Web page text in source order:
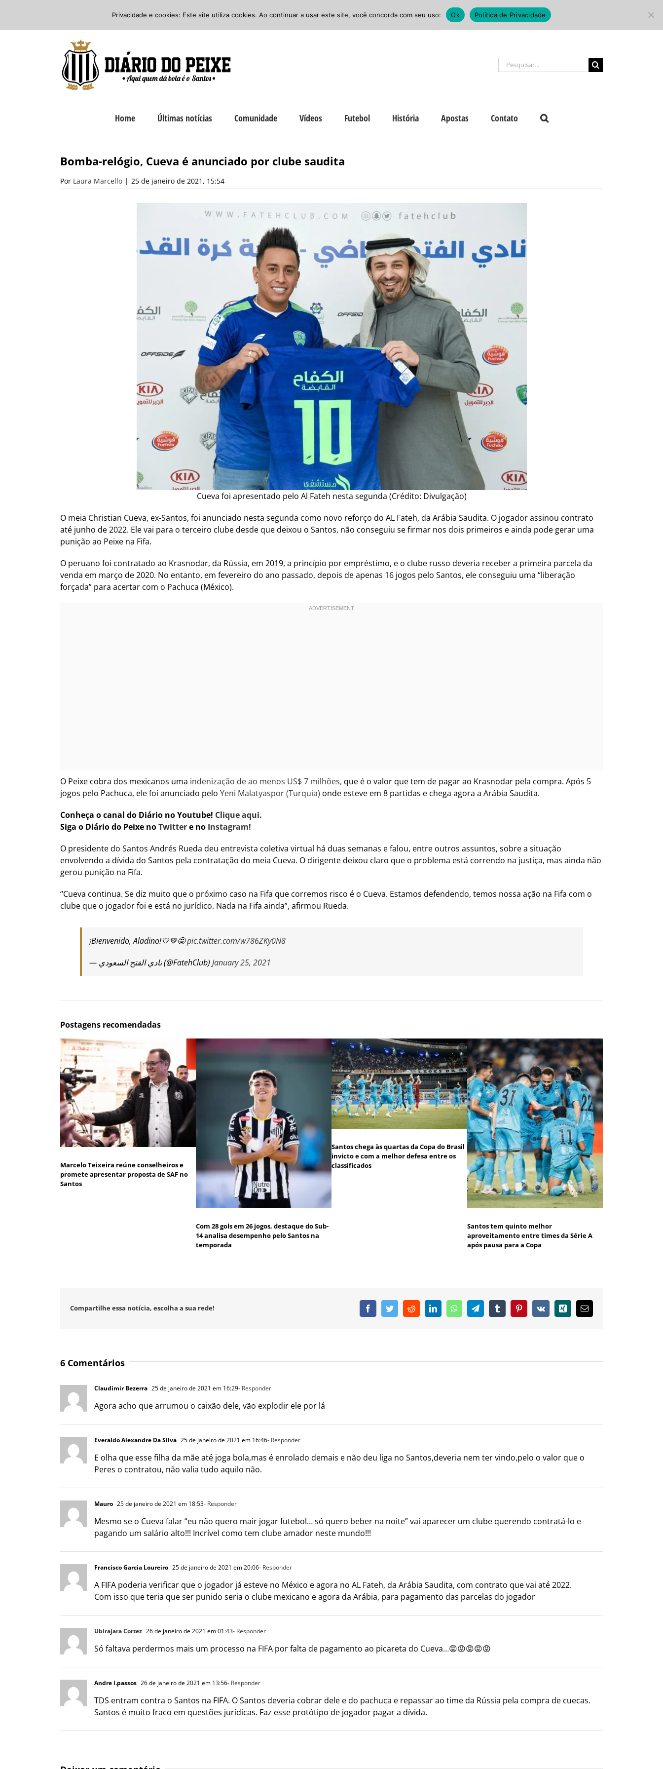
o
Facebook
Instagram
Buscar
resultados
Home Últimas notícias Comunidade Vídeos Futebol História Apostas Contato
Bomba-relógio, Cueva é anunciado por clube saudita
Por Laura Marcello | 25 de janeiro de 2021, 15:54
Cueva foi apresentado pelo Al Fateh nesta segunda (Crédito: Divulgação)
O meia Christian Cueva, ex-Santos, foi anunciado nesta segunda como novo reforço do AL Fateh, da Arábia Saudita. O jogador assinou contrato
até junho de 2022. Ele vai para o terceiro clube desde que deixou o Santos, não conseguiu se firmar nos dois primeiros e ainda pode gerar uma
punição ao Peixe na Fifa.
O peruano foi contratado ao Krasnodar, da Rússia, em 2019, a princípio por empréstimo, e o clube russo deveria receber a primeira parcela da
venda em março de 2020. No entanto, em fevereiro do ano passado, depois de apenas 16 jogos pelo Santos, ele conseguiu uma “liberação
forçada” para acertar com o Pachuca (México).
O Peixe cobra dos mexicanos uma indenização de ao menos US$ 7 milhões, que é o valor que tem de pagar ao Krasnodar pela compra. Após 5
jogos pelo Pachuca, ele foi anunciado pelo Yeni Malatyaspor (Turquia) onde esteve em 8 partidas e chega agora a Arábia Saudita.
Conheça o canal do Diário no Youtube! Clique aqui.
Siga o Diário do Peixe noTwittere no Instagram!
O presidente do Santos Andrés Rueda deu entrevista coletiva virtual há duas semanas e falou, entre outros assuntos, sobre a situação
envolvendo a dívida do Santos pela contratação do meia Cueva. O dirigente deixou claro que o problema está correndo na justiça, mas ainda não
gerou punição na Fifa.
“Cueva continua. Se diz muito que o próximo caso na Fifa que corremos risco é o Cueva. Estamos defendendo, temos nossa ação na Fifa com o
clube que o jogador foi e está no jurídico. Nada na Fifa ainda”, afirmou Rueda.
¡Bienvenido, Aladino!💙💚🤩pic.twitter.com/w786ZKy0N8
— نادي الفتح السعودي (@FatehClub) January 25, 2021
Postagens recomendadas
Marcelo Teixeira reúne conselheiros e
promete apresentar proposta de SAF no
Santos
Com 28 gols em 26 jogos, destaque do Sub-
14 analisa desempenho pelo Santos na
temporada
Santos chega às quartas da Copa do Brasil
invicto e com a melhor defesa entre os
classificados
Santos tem quinto melhor
aproveitamento entre times da Série A
após pausa para a Copa
Compartilhe essa notícia, escolha a sua rede! FacebookTwitterRedditLinkedInWhatsAppTelegramTumblr PinterestVk Xing
E-
mail
6 Comentários
Claudimir Bezerra 25 de janeiro de 2021 em 16:29- Responder
Agora acho que arrumou o caixão dele, vão explodir ele por lá
Everaldo Alexandre Da Silva 25 de janeiro de 2021 em 16:46- Responder
E olha que esse filha da mãe até joga bola,mas é enrolado demais e não deu liga no Santos,deveria nem ter vindo,pelo o valor que o
Peres o contratou, não valia tudo aquilo não.
Mauro 25 de janeiro de 2021 em 18:53- Responder
Mesmo se o Cueva falar “eu não quero mair jogar futebol… só quero beber na noite” vai aparecer um clube querendo contratá-lo e
pagando um salário alto!!! Incrível como tem clube amador neste mundo!!!
Francisco Garcia Loureiro 25 de janeiro de 2021 em 20:06- Responder
A FIFA poderia verificar que o jogador já esteve no México e agora no AL Fateh, da Arábia Saudita, com contrato que vai até 2022.
Com isso que teria que ser punido seria o clube mexicano e agora da Arábia, para pagamento das parcelas do jogador
Ubirajara Cortez 26 de janeiro de 2021 em 01:43- Responder
Só faltava perdermos mais um processo na FIFA por falta de pagamento ao picareta do Cueva…😡😡😡😡😡
Andre l.passos 26 de janeiro de 2021 em 13:56- Responder
TDS entram contra o Santos na FIFA. O Santos deveria cobrar dele e do pachuca e repassar ao time da Rússia pela compra de cuecas.
Santos é muito fraco em questões jurídicas. Faz esse protótipo de jogador pagar a dívida.
Privacidade e cookies: Este site utiliza cookies. Ao continuar a usar este site, você concorda com seu uso: Ok Política de Privacidade